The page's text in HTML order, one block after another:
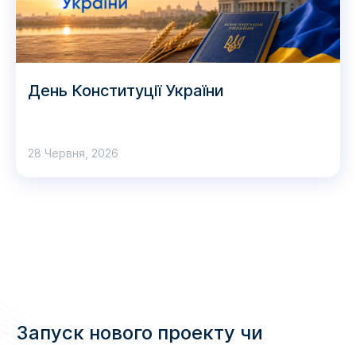
День Конституції України
28 Червня, 2026
Запуск нового проекту чи